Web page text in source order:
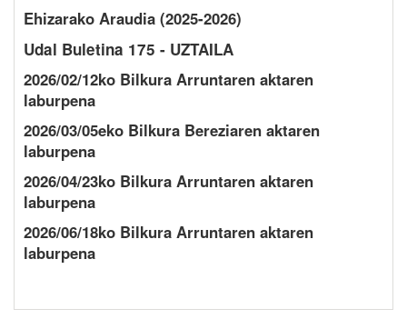
Ehizarako Araudia (2025-2026)
Udal Buletina 175 - UZTAILA
2026/02/12ko Bilkura Arruntaren aktaren
laburpena
2026/03/05eko Bilkura Bereziaren aktaren
laburpena
2026/04/23ko Bilkura Arruntaren aktaren
laburpena
2026/06/18ko Bilkura Arruntaren aktaren
laburpena